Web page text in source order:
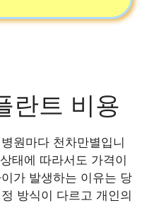
란트 비용
원마다 천차만별입니
태에 따라서도 가격이
가 발생하는 이유는 당
방식이 다르고 개인의